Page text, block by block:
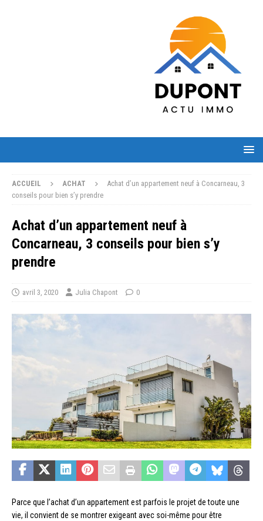
ACCUEIL ACHAT
Achat d’un appartement neuf à Concarneau, 3
conseils pour bien s’y prendre
Achat d’un appartement neuf à
Concarneau, 3 conseils pour bien s’y
prendre
avril 3, 2020 Julia Chapont 0
Parce que l’achat d’un appartement est parfois le projet de toute une
vie, il convient de se montrer exigeant avec soi-même pour être